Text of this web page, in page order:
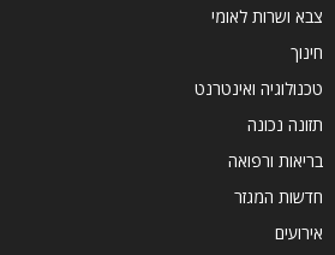
צבא ושרות לאומי
חינוך
טכנולוגיה ואינטרנט
תזונה נכונה
בריאות ורפואה
חדשות המגזר
אירועים